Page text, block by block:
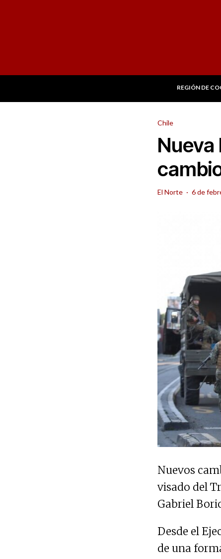
REGIÓN DE
Chile
El Norte · 6 de
Nuevos
visado del
Gabriel
Desde el
de una